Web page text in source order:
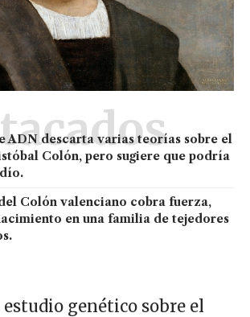
ADN descarta varias teorías sobre el
Colón, pero sugiere que podría
Colón valenciano cobra fuerza,
en una familia de tejedores
genético sobre el